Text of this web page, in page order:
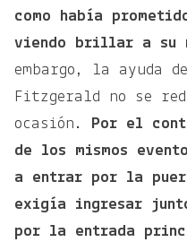
como había
viendo brillar a su
embargo, la ayuda
Fitzgerald no se
ocasión. Por el
de los mismos
a entrar por la
exigía ingresar
por la entrada